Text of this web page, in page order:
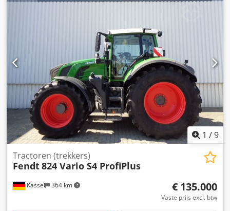
1 /9
Kassel 364 km
Tractoren (trekkers)
Fendt824 Vario S4 ProfiPlus
€ 135.000
Vaste prijs excl. btw